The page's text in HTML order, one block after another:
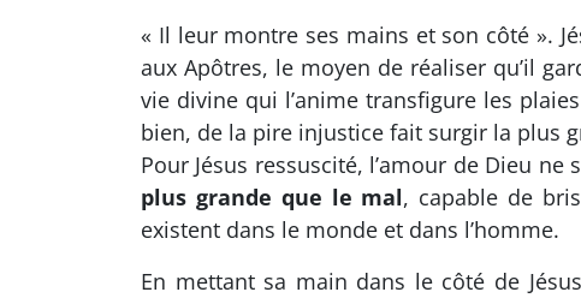
« Il leur montre ses mains et son côté ».
aux Apôtres, le moyen de réaliser qu’il
vie divine qui l’anime transfigure les
bien, de la pire injustice fait surgir la plus
Pour Jésus ressuscité, l’amour de Dieu
plus grande que le mal, capable de
existent dans le monde et dans l’homme.
En mettant sa main dans le côté de